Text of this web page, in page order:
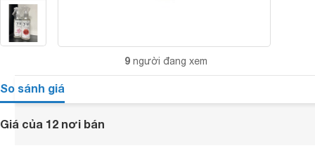
9 người đang xem
So sánh giá
Giá của 12 nơi bán